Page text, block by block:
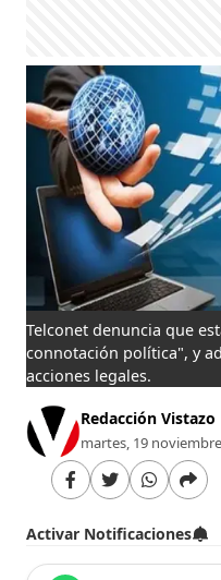
Telconet denuncia que
connotación política", y
acciones legales.
Redacción Vistazo
martes, 19
Activar Notificaciones